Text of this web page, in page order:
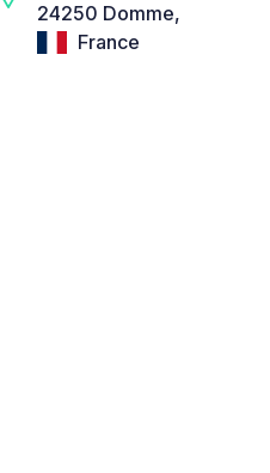
24250 Domme,
France